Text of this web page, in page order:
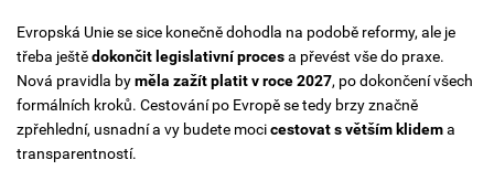
Evropská Unie se sice konečně dohodla na podobě reformy, ale je
třeba ještědokončit legislativní procesa převést vše do praxe.
Nová pravidla byměla zažít platit v roce 2027, po dokončení všech
formálních kroků. Cestování po Evropě se tedy brzy značně
zpřehlední, usnadní a vy budete mocicestovat s větším klidema
transparentností.